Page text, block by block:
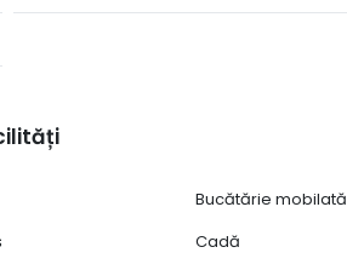
Bucătărie mobilată
Cadă